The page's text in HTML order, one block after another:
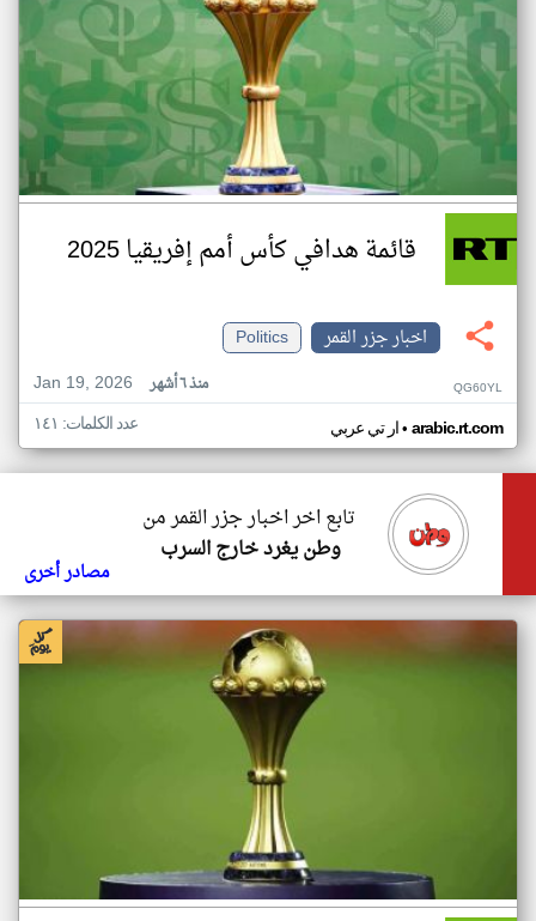
قائمة هدافي كأس أمم إفريقيا 2025
اخبار جزر القمر
Politics
Jan 19, 2026
منذ ٦ أشهر QG60YL
ار تي عربي• arabic.rt.com عدد الكلمات: ١٤١
تابع اخر اخبار جزر القمر من
وطن يغرد خارج السرب
مصادر أخرى